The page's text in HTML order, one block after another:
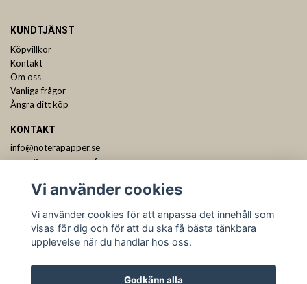
KUNDTJÄNST
Köpvillkor
Kontakt
Om oss
Vanliga frågor
Ångra ditt köp
KONTAKT
info@noterapapper.se
Vi använder cookies
Vi använder cookies för att anpassa det innehåll som
visas för dig och för att du ska få bästa tänkbara
upplevelse när du handlar hos oss.
Godkänn alla